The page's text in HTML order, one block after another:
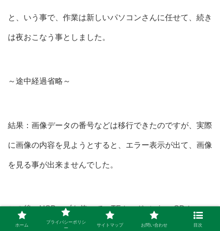
と、いう事で、作業は新しいパソコンさんに任せて、続き
は夜おこなう事としました。
～途中経過省略～
結果：画像データの番号などは移行できたのですが、実際
に画像の内容を見ようとすると、エラー表示が出て、画像
を見る事が出来ませんでした。
この後、USBハブを使って、TFカード（micro-SDカー
ド）に書き込みを行ってみました。
ホーム
プライバシーポリシ
ー
サイトマップ お問い合わせ 目次